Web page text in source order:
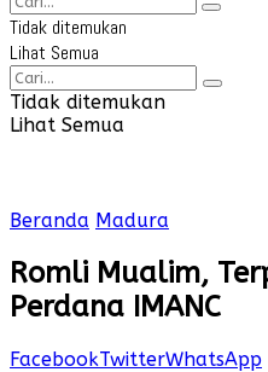
Tidak ditemukan
Lihat Semua
Tidak ditemukan
Lihat Semua
Beranda Madura
Romli Mualim,
Perdana IMANC
FacebookTwitterWhatsApp